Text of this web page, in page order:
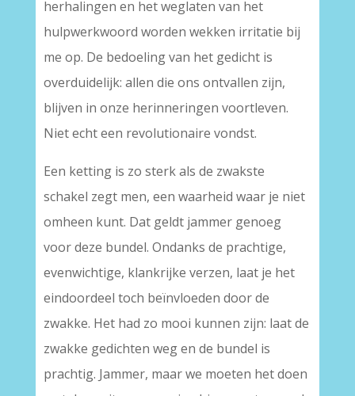
herhalingen en het weglaten van het
hulpwerkwoord worden wekken irritatie bij
me op. De bedoeling van het gedicht is
overduidelijk: allen die ons ontvallen zijn,
blijven in onze herinneringen voortleven.
Niet echt een revolutionaire vondst.
Een ketting is zo sterk als de zwakste
schakel zegt men, een waarheid waar je niet
omheen kunt. Dat geldt jammer genoeg
voor deze bundel. Ondanks de prachtige,
evenwichtige, klankrijke verzen, laat je het
eindoordeel toch beïnvloeden door de
zwakke. Het had zo mooi kunnen zijn: laat de
zwakke gedichten weg en de bundel is
prachtig. Jammer, maar we moeten het doen